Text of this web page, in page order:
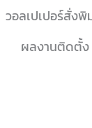
วอลเปเปอร์สั่ง
ผลงานติดตั้ง